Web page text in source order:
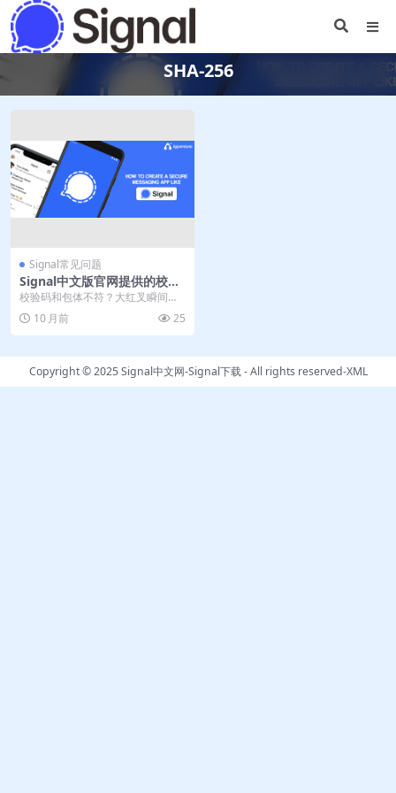
SHA-256
Signal常见问题
Signal中文版官网提供的校验
码和包体不符还能装吗
校验码和包体不符？大红叉瞬间劝
退 把Signal下载进度条盼到100%，
顺手核对...
10 月前 25
Copyright © 2025Signal中文网-Signal下载- All rights reserved-XML